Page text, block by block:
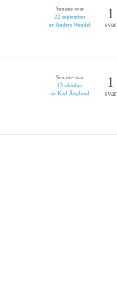
1
svar
Senaste svar
22 september
av Anders Wendel
1
svar
Senaste svar
13 oktober
av Karl Änglund